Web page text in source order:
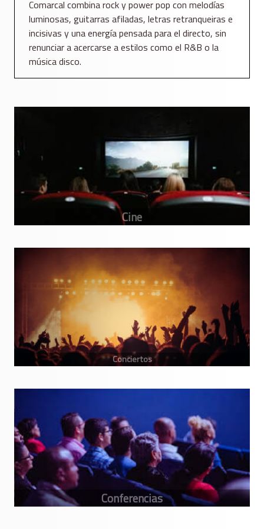
Comarcal combina rock y power pop con melodías
luminosas, guitarras afiladas, letras retranqueiras e
incisivas y una energía pensada para el directo, sin
renunciar a acercarse a estilos como el R&B o la
música disco.